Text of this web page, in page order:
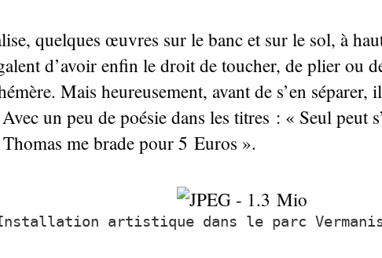
quelques œuvres sur le banc et sur le sol, à
d’avoir enfin le droit de toucher, de plier ou
Mais heureusement, avant de s’en séparer,
un peu de poésie dans les titres : « Seul peut
Thomas me brade pour 5 Euros ».
artistique dans le parc